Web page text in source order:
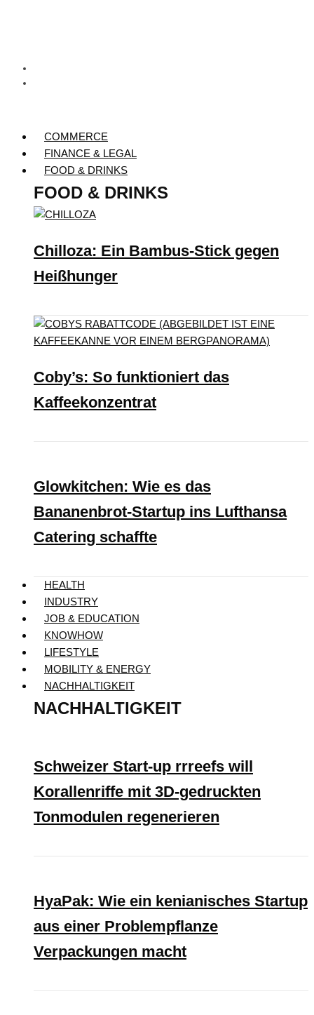
COMMERCE
FINANCE & LEGAL
FOOD & DRINKS
FOOD & DRINKS
Chilloza: Ein Bambus-Stick gegen
Heißhunger
Coby’s: So funktioniert das
Kaffeekonzentrat
Glowkitchen: Wie es das
Bananenbrot-Startup ins Lufthansa
Catering schaffte
HEALTH
INDUSTRY
JOB & EDUCATION
KNOWHOW
LIFESTYLE
MOBILITY & ENERGY
NACHHALTIGKEIT
NACHHALTIGKEIT
Schweizer Start-up rrreefs will
Korallenriffe mit 3D-gedruckten
Tonmodulen regenerieren
HyaPak: Wie ein kenianisches Startup
aus einer Problempflanze
Verpackungen macht